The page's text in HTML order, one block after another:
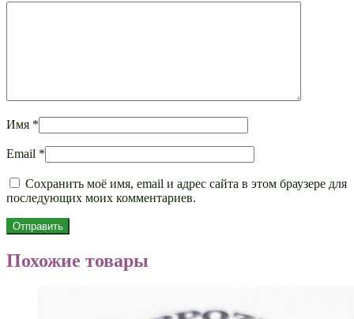
Имя *
Email *
Сохранить моё имя, email и адрес сайта в этом браузере для
последующих моих комментариев.
Похожие товары